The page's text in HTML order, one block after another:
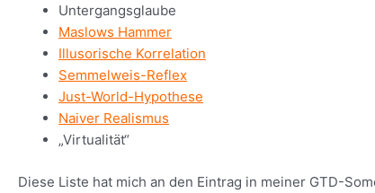
Untergangsglaube
Maslows Hammer
Illusorische Korrelation
Semmelweis-Reflex
Just-World-Hypothese
Naiver Realismus
„Virtualität“
Diese Liste hat mich an den Eintrag in meiner GTD-